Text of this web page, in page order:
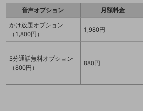
人材不足解消
業種・業態で探す
業種・業態で探すTOP
自治体
一次産業
音声オプション 月額料金
かけ放題オプション
（1,800円）
1,980円
5分通話無料オプション
（800円）
880円